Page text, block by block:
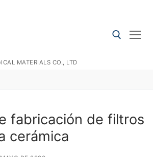
MATERIALS CO., LTD
fabricación de filtros
cerámica